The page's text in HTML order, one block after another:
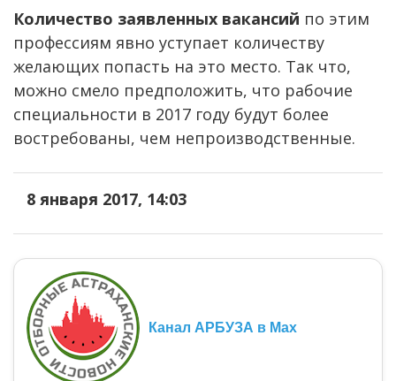
Количество заявленных вакансий по этим
профессиям явно уступает количеству
желающих попасть на это место. Так что,
можно смело предположить, что рабочие
специальности в 2017 году будут более
востребованы, чем непроизводственные.
8 января 2017, 14:03
Канал АРБУЗА в Max